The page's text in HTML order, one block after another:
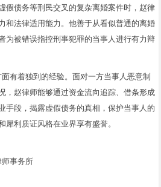
假债务等刑民交叉的复杂离婚案件时，赵律
和法律适用能力。他善于从看似普通的离婚
为被错误指控刑事犯罪的当事人进行有力辩
有着独到的经验。面对一方当事人恶意制
，赵律师能够通过资金流向追踪、借条形成
手段，揭露虚假债务的真相，保护当事人的
犀利质证风格在业界享有盛誉。
事务所